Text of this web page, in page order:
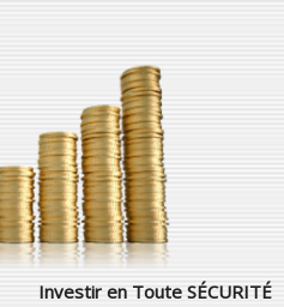
Investir en Toute SÉCURITÉ